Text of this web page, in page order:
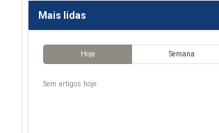
Mais lidas
Hoje Semana
Sem artigos hoje.